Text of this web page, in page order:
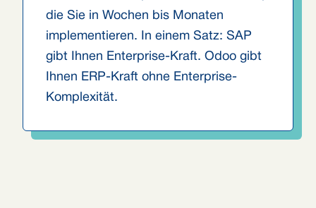
die Sie in Wochen bis Monaten
implementieren. In einem Satz: SAP
gibt Ihnen Enterprise-Kraft. Odoo gibt
Ihnen ERP-Kraft ohne Enterprise-
Komplexität.